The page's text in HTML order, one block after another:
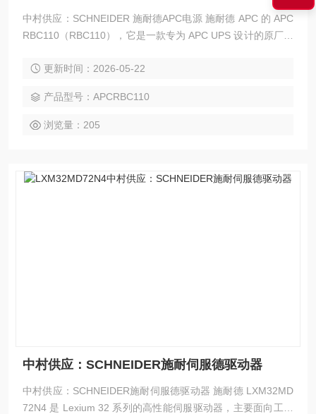
中村供应：SCHNEIDER 施耐德APC电源 施耐德 APC 的 APC
RBC110（RBC110），它是一款专为 APC UPS 设计的原厂替
更新时间：2026-05-22
产品型号：APCRBC110
浏览量：205
中村供应：SCHNEIDER施耐伺服德驱动器
中村供应：SCHNEIDER施耐伺服德驱动器 施耐德 LXM32MD
72N4 是 Lexium 32 系列的高性能伺服驱动器，主要面向工业